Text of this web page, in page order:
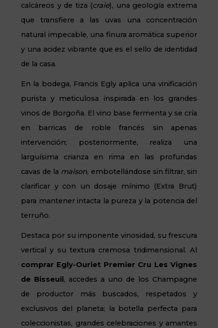
calcáreos y de tiza (craie), una geología extrema
que transfiere a las uvas una concentración
natural impecable, una finura aromática superior
y una acidez vibrante que es el sello de identidad
de la casa.
En la bodega, Francis Egly aplica una vinificación
purista y meticulosa inspirada en los grandes
vinos de Borgoña. El vino base fermenta y se cría
en barricas de roble francés sin apenas
intervención; posteriormente, realiza una
larguísima crianza en rima en las profundas
cavas de la maison, embotellándose sin filtrar, sin
clarificar y con un dosaje mínimo (Extra
Brut)
para mantener intacta la pureza y la potencia del
terruño.
Destaca por su imponente vinosidad, su frescura
vertical y su textura cremosa tridimensional. Al
comprar Egly-Ouriet Premier Cru Les Vignes
de Bisseuil, accedes a uno de los Champagne
de productor más buscados, respetados y
exclusivos del planeta; la botella perfecta para
coleccionistas, grandes celebraciones y amantes